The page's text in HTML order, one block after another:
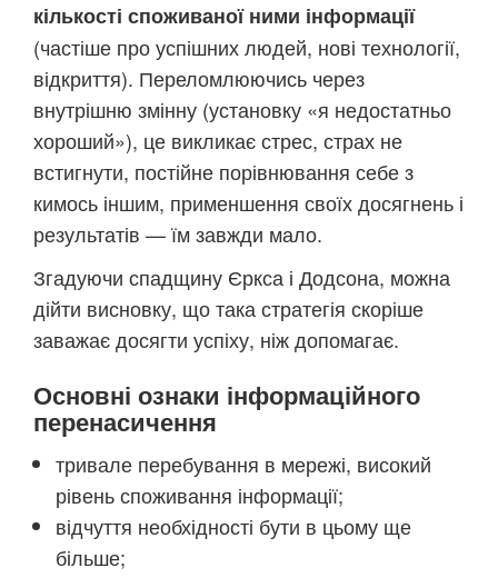
кількості споживаної ними інформації
(частіше про успішних людей, нові технології,
відкриття). Переломлюючись через
внутрішню змінну (установку «я недостатньо
хороший»), це викликає стрес, страх не
встигнути, постійне порівнювання себе з
кимось іншим, применшення своїх досягнень і
результатів — їм завжди мало.
Згадуючи спадщину Єркса і Додсона, можна
дійти висновку, що така стратегія скоріше
заважає досягти успіху, ніж допомагає.
Основні ознаки інформаційного
перенасичення
тривале перебування в мережі, високий
рівень споживання інформації;
відчуття необхідності бути в цьому ще
більше;